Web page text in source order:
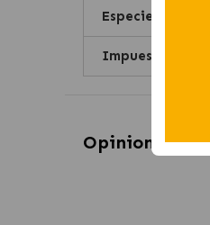
Especie
Impuestos
Opiniones